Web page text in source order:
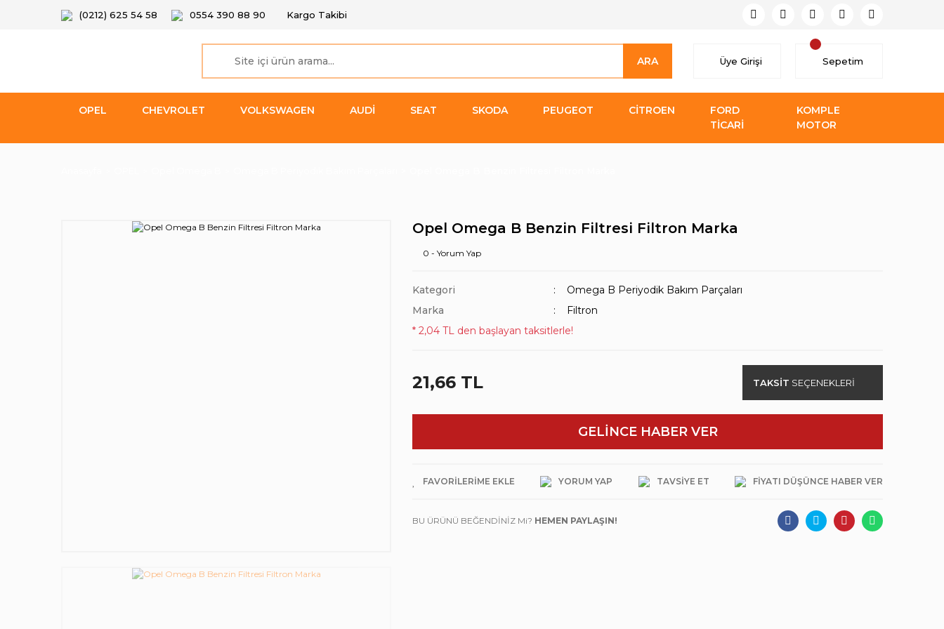
(0212) 625 54 58 0554 390 88 90 Kargo Takibi
ARA Üye Girişi Sepetim
OPEL CHEVROLET VOLKSWAGEN AUDİ SEAT SKODA PEUGEOT CİTROEN
FORD
TİCARİ
KOMPLE
MOTOR
Opel Omega B Benzin Filtresi Filtron Marka
0 - Yorum Yap
Kategori
Omega B Periyodik Bakım Parçaları
Marka
Filtron
* 2,04 TL den başlayan taksitlerle!
21,66 TL TAKSİT SEÇENEKLERİ
GELİNCE HABER VER
YORUM YAP TAVSIYE ET FIYATI DÜŞÜNCE HABER VER
BU ÜRÜNÜ BEĞENDİNİZ Mi? HEMEN PAYLAŞIN!